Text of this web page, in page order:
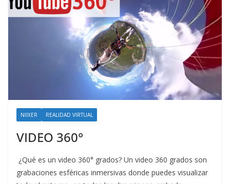
NIIXER REALIDAD VIRTUAL
VIDEO 360°
¿Qué es un video 360° grados? Un video 360 grados son
grabaciones esféricas inmersivas donde puedes visualizar